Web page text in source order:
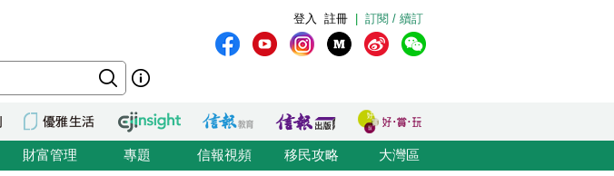
訂閱 / 續訂
註冊
登入
財富管理 專題 信報視頻 移民攻略 大灣區